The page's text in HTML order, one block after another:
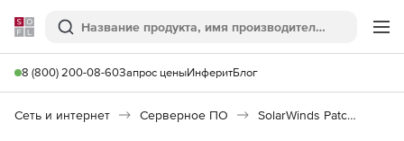
Softline
Поиск
8 (800) 200-08-60Запрос ценыИнферитБлог
Сеть и интернет Серверное ПО SolarWinds Patch Manager